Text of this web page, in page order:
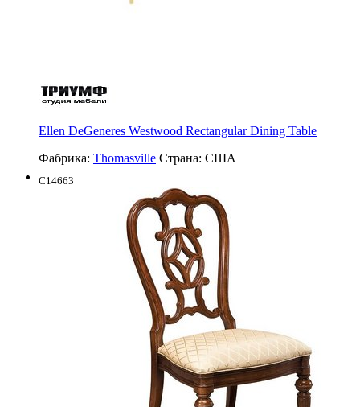
Ellen DeGeneres Westwood Rectangular Dining Table
Фабрика: Thomasville Страна: США
C14663